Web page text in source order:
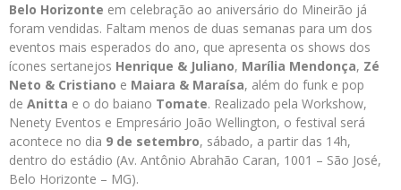
Belo Horizonte em celebração ao aniversário do Mineirão já
foram vendidas. Faltam menos de duas semanas para um dos
eventos mais esperados do ano, que apresenta os shows dos
ícones sertanejos Henrique & Juliano, Marília Mendonça, Zé
Neto & Cristiano e Maiara & Maraísa, além do funk e pop
de Anitta e o do baiano Tomate. Realizado pela Workshow,
Nenety Eventos e Empresário João Wellington, o festival será
acontece no dia 9 de setembro, sábado, a partir das 14h,
dentro do estádio (Av. Antônio Abrahão Caran, 1001 – São José,
Belo Horizonte – MG).